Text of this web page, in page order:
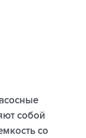
собой
со